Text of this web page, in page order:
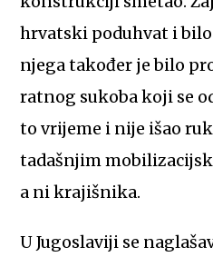
hrvatski poduhvat i
njega također je bilo
ratnog sukoba koji se
to vrijeme i nije išao
tadašnjim
a ni krajišnika.
U Jugoslaviji se